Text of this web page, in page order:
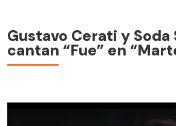
Gustavo Cerati y Soda
cantan “Fue” en